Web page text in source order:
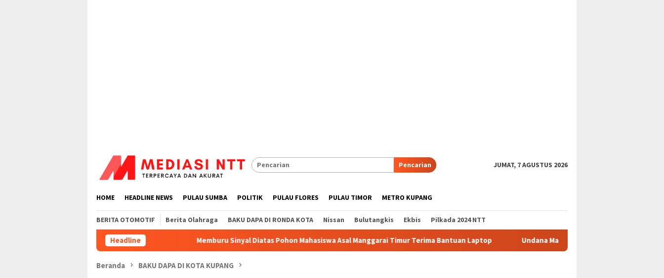
Pencarian JUMAT, 7 AGUSTUS 2026
HOME HEADLINE NEWS PULAU SUMBA POLITIK PULAU FLORES PULAU TIMOR METRO KUPANG
BERITA OTOMOTIF Berita Olahraga BAKU DAPA DI RONDA KOTA Nissan Bulutangkis Ekbis Pilkada 2024 NTT
HeadlineMemburu Sinyal Diatas Pohon Mahasiswa Asal Manggarai Timur Terima Bantuan Laptop Undana Masuk Dalam Peringkat Universitas Terbaik Dunia
Beranda BAKU DAPA DI KOTA KUPANG